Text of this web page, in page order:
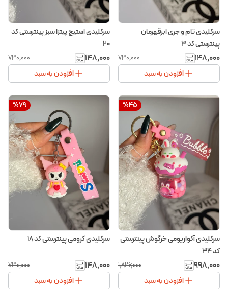
سرکلیدی تام و جری ابرقهرمان
پینترستی کد ۳
۱۴۸٬۰۰۰ ۷۳۰٬۰۰۰
افزودن به سبد
سرکلیدی استیج پیتزا سبز پینترستی کد
۲۰
۱۴۸٬۰۰۰ ۷۳۰٬۰۰۰
افزودن به سبد
%45
سرکلیدی آکواریومی خرگوش پینترستی
کد ۳۴
۹۹۸٬۰۰۰ ۱٬۸۲۶٬۰۰۰
افزودن به سبد
%79
سرکلیدی کرومی پینترستی کد ۱۸
۱۴۸٬۰۰۰ ۷۳۰٬۰۰۰
افزودن به سبد